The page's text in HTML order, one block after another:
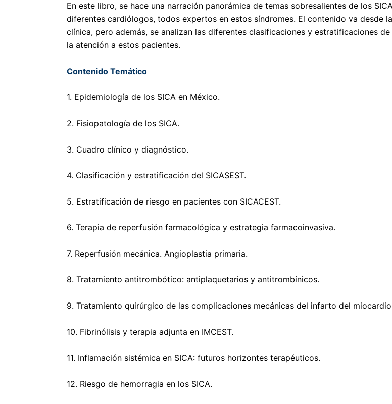
En este libro, se hace una narración panorámica de temas sobresalientes de los
diferentes cardiólogos, todos expertos en estos síndromes. El contenido va desde
clínica, pero además, se analizan las diferentes clasificaciones y estratificaciones
la atención a estos pacientes.
Contenido Temático
1. Epidemiología de los SICA en México.
2. Fisiopatología de los SICA.
3. Cuadro clínico y diagnóstico.
4. Clasificación y estratificación del SICASEST.
5. Estratificación de riesgo en pacientes con SICACEST.
6. Terapia de reperfusión farmacológica y estrategia farmacoinvasiva.
7. Reperfusión mecánica. Angioplastia primaria.
8. Tratamiento antitrombótico: antiplaquetarios y antitrombínicos.
9. Tratamiento quirúrgico de las complicaciones mecánicas del infarto del
10. Fibrinólisis y terapia adjunta en IMCEST.
11. Inflamación sistémica en SICA: futuros horizontes terapéuticos.
12. Riesgo de hemorragia en los SICA.